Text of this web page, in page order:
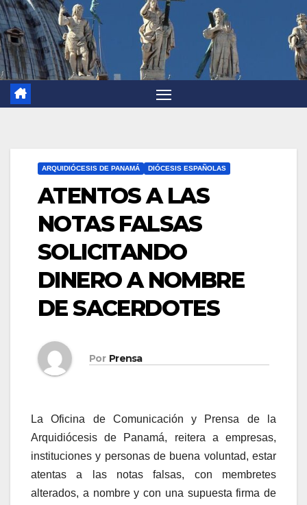
ARQUIDIÓCESIS DE PANAMÁ DIÓCESIS ESPAÑOLAS
ATENTOS A LAS
NOTAS FALSAS
SOLICITANDO
DINERO A NOMBRE
DE SACERDOTES
Por Prensa
La Oficina de Comunicación y Prensa de la
Arquidiócesis de Panamá, reitera a empresas,
instituciones y personas de buena voluntad, estar
atentas a las notas falsas, con membretes
alterados, a nombre y con una supuesta firma de